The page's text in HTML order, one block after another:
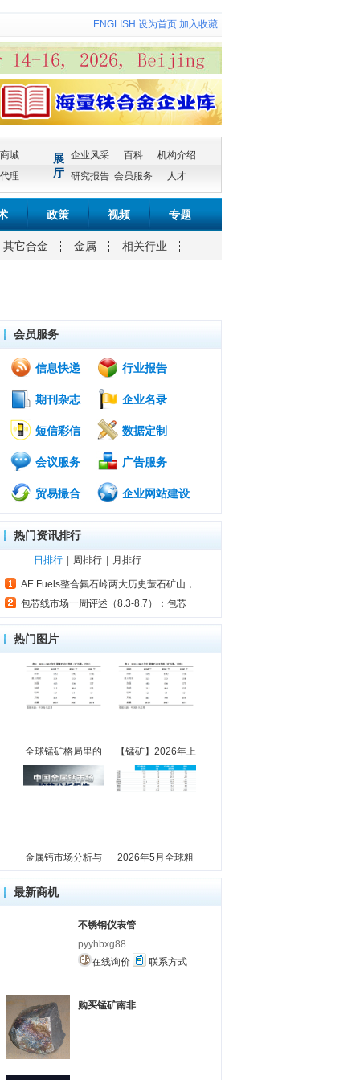
ENGLISH 设为首页 加入收藏
城
理
展
厅
企业风采 百科
机构介绍
研究报告 会员服务 人才
政策 视频 专题
其它合金 金属 相关行业
会员服务
信息快递 行业报告
期刊杂志 企业名录
短信彩信 数据定制
会议服务 广告服务
贸易撮合 企业网站建设
热门资讯排行
日排行 周排行 月排行
AE Fuels整合氟石岭两大历史萤石矿山，
包芯线市场一周评述（8.3-8.7）：包芯
热门图片
全球锰矿格局里的 【锰矿】2026年上
金属钙市场分析与 2026年5月全球粗
最新商机
不锈钢仪表管
pyyhbxg88
在线询价
联系方式
购买锰矿南非